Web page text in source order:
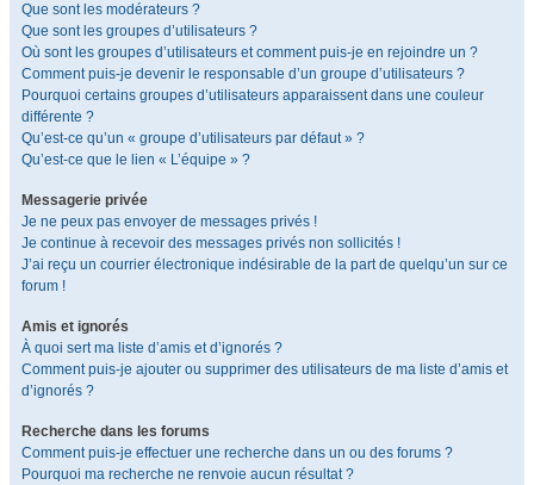
Que sont les modérateurs ?
Que sont les groupes d’utilisateurs ?
Où sont les groupes d’utilisateurs et comment puis-je en rejoindre un ?
Comment puis-je devenir le responsable d’un groupe d’utilisateurs ?
Pourquoi certains groupes d’utilisateurs apparaissent dans une couleur
différente ?
Qu’est-ce qu’un « groupe d’utilisateurs par défaut » ?
Qu’est-ce que le lien « L’équipe » ?
Messagerie privée
Je ne peux pas envoyer de messages privés !
Je continue à recevoir des messages privés non sollicités !
J’ai reçu un courrier électronique indésirable de la part de quelqu’un sur ce
forum !
Amis et ignorés
À quoi sert ma liste d’amis et d’ignorés ?
Comment puis-je ajouter ou supprimer des utilisateurs de ma liste d’amis et
d’ignorés ?
Recherche dans les forums
Comment puis-je effectuer une recherche dans un ou des forums ?
Pourquoi ma recherche ne renvoie aucun résultat ?